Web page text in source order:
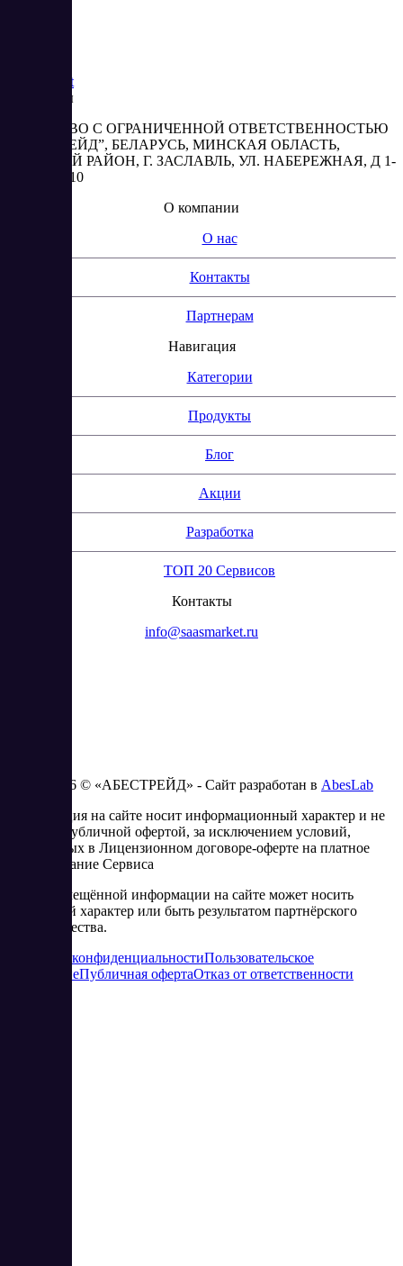
Market
Реквизиты
ОБЩЕСТВО С ОГРАНИЧЕННОЙ ОТВЕТСТВЕННОСТЬЮ
“АБЕСТРЕЙД”, БЕЛАРУСЬ, МИНСКАЯ ОБЛАСТЬ,
МИНСКИЙ РАЙОН, Г. ЗАСЛАВЛЬ, УЛ. НАБЕРЕЖНАЯ, Д 1-
2, КОМ. 310
О компании
О нас
Контакты
Партнерам
Навигация
Категории
Продукты
Блог
Акции
Разработка
ТОП 20 Сервисов
Контакты
info@saasmarket.ru
2023 - 2026 © «АБЕСТРЕЙД» - Сайт разработан в AbesLab
Информация на сайте носит информационный характер и не
является публичной офертой, за исключением условий,
изложенных в Лицензионном договоре-оферте на платное
использование Сервиса
Часть размещённой информации на сайте может носить
рекламный характер или быть результатом партнёрского
сотрудничества.
Политика конфиденциальностиПользовательское
соглашениеПубличная офертаОтказ от ответственности